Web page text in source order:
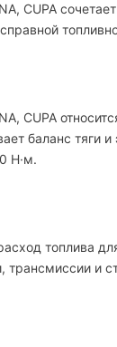
CUPA
CUPA
баланс тяги
Н·м.
топлива
трансмиссии и